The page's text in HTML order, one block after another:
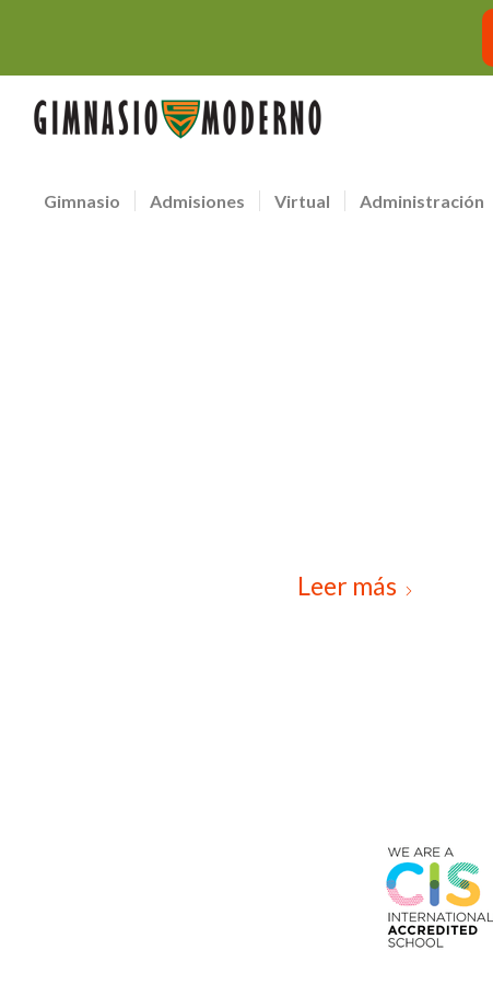
Gimnasio Admisiones Virtual Administración
Leer más